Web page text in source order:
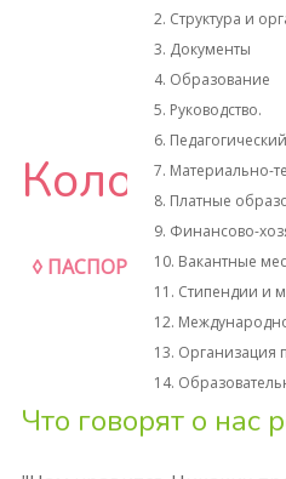
2. Структура и
3. Документы
4. Образование
5. Руководство.
6.
7. Материально-
8. Платные
9. Финансово-
10. Вакантные
11. Стипендии и
12.
13. Организация
14.
◊ ПАСПОРТ ГРУППЫ
Что говорят о нас